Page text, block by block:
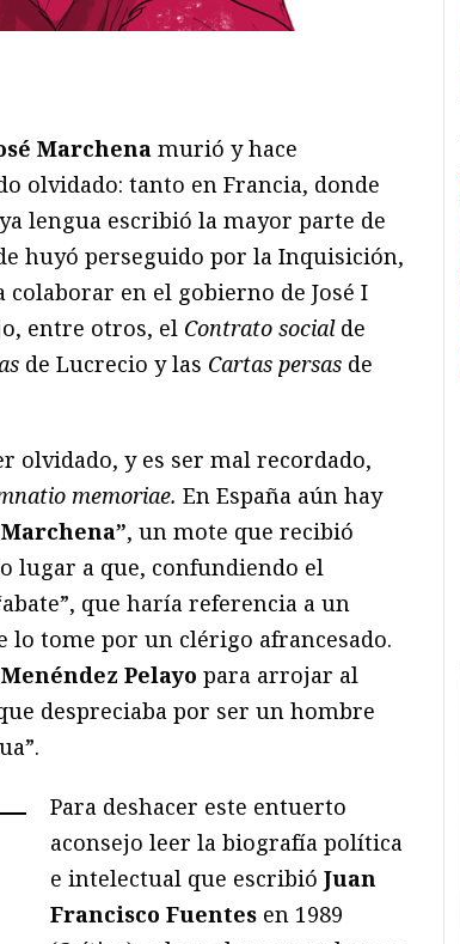
Marchena murió y hace
olvidado: tanto en Francia, donde
lengua escribió la mayor parte de
huyó perseguido por la Inquisición,
en el gobierno de José I
entre otros, el Contrato social de
de Lucrecio y las Cartas persas de
olvidado, y es ser mal recordado,
memoriae. En España aún hay
, un mote que recibió
lugar a que, confundiendo el
que haría referencia a un
lo tome por un clérigo afrancesado.
Menéndez Pelayo para arrojar al
despreciaba por ser un hombre
Para deshacer este entuerto
aconsejo leer la biografía política
e intelectual que escribióJuan
Francisco Fuentes en 1989